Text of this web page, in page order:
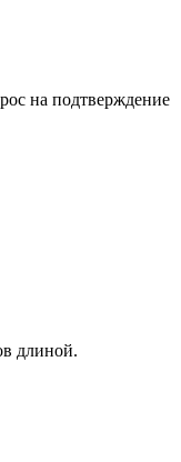
на подтверждение
длиной.